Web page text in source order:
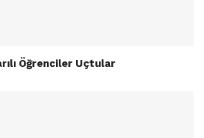
Öğrenciler Uçtular